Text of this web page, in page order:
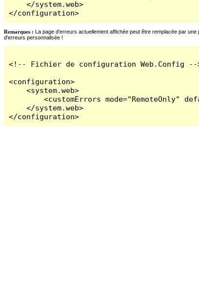
    </system.web>
</configuration>
Remarques : La page d'erreurs actuellement affichée peut être remplacée par
d'erreurs personnalisée !
<!-- Fichier de configuration Web.Config --
<configuration>
    <system.web>
<customErrors mode="RemoteOnly"
    </system.web>
</configuration>